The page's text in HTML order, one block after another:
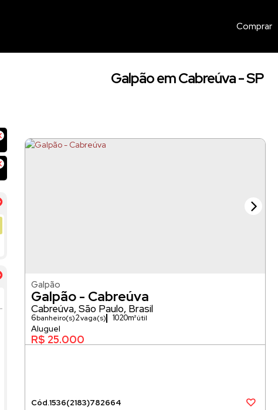
Comprar
Galpão em Cabreúva - SP
Galpão - Cabreúva
Galpão
R$ 25.000
1536(2183)782664
Cabreúva, São Paulo, Brasil
6banheiro(s)2vaga(s) 1020m²